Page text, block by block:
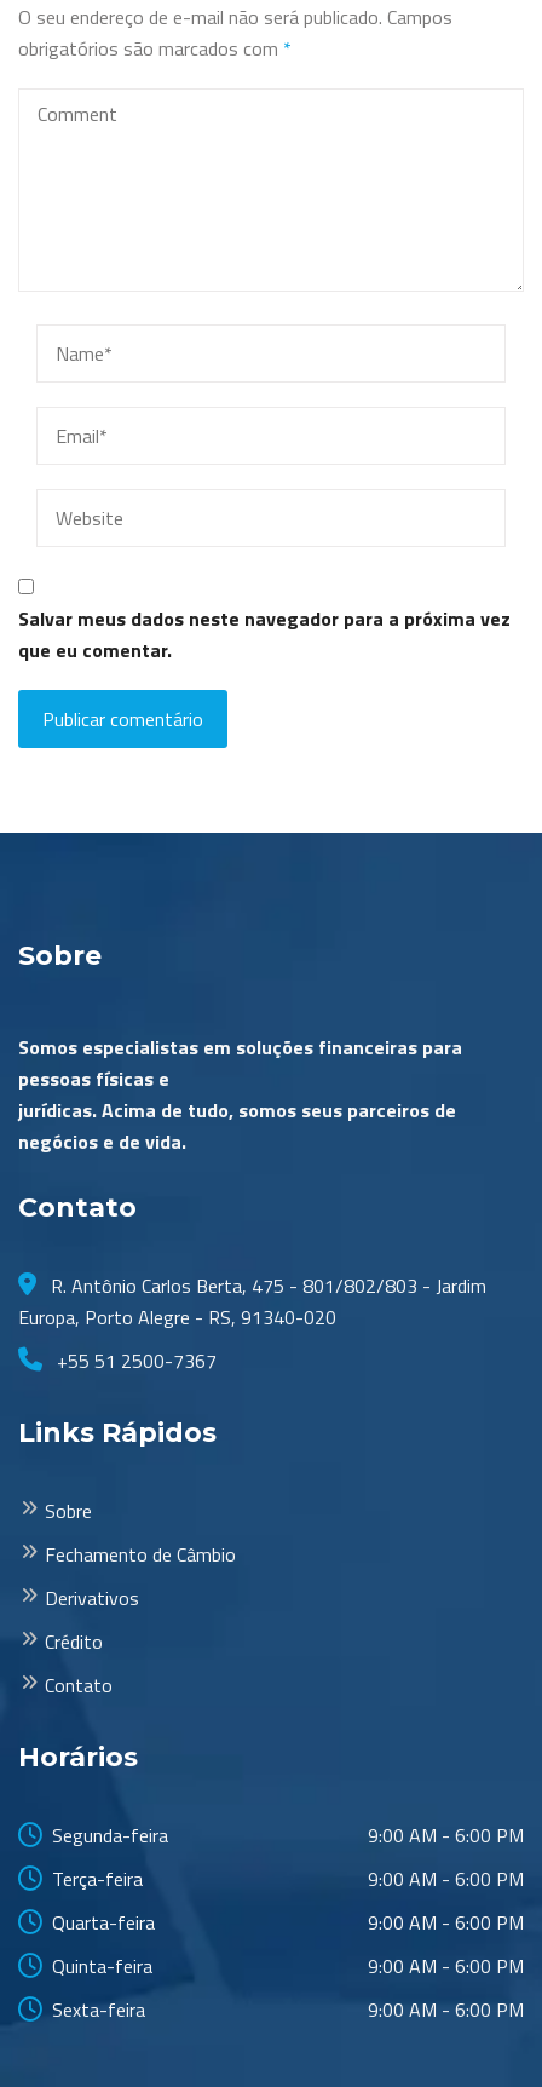
O seu endereço de e-mail não será publicado. Campos
obrigatórios são marcados com *
Salvar meus dados neste navegador para a próxima vez
que eu comentar.
Sobre
Somos especialistas em soluções financeiras para
pessoas físicas e
jurídicas. Acima de tudo, somos seus parceiros de
negócios e de vida.
Contato
R. Antônio Carlos Berta, 475 - 801/802/803 - Jardim
Europa, Porto Alegre - RS, 91340-020
+55 51 2500-7367
Links Rápidos
Sobre
Fechamento de Câmbio
Derivativos
Crédito
Contato
Horários
Segunda-feira
9:00 AM - 6:00 PM
Terça-feira
9:00 AM - 6:00 PM
Quarta-feira
9:00 AM - 6:00 PM
Quinta-feira
9:00 AM - 6:00 PM
Sexta-feira
9:00 AM - 6:00 PM